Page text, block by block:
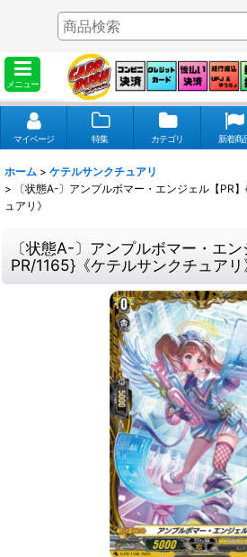
メニュー
マイページ 特集 カテゴリ 新着商
ホーム > ケテルサンクチュアリ
>
〔状態A-〕アンプルボマー・エンジェル【PR
ュアリ》
〔状態A-〕アンプルボマー・エ
PR/1165}《ケテルサンクチュアリ